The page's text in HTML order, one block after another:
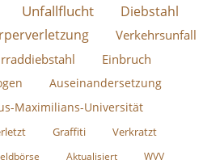
Unfallflucht
Diebstahl
Verkehrsunfall
Einbruch
Auseinandersetzung
Maximilians-Universität
Graffiti Verkratzt
Aktualisiert
WVV